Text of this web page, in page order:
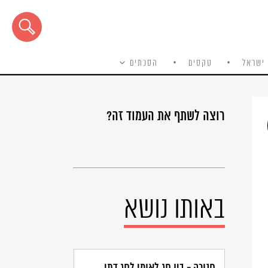
ישראל טקסים הסכתים
רוצה לשתף את העמוד זה?
באותו נושא